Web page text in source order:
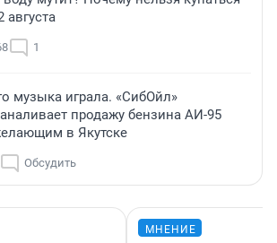
августа
1
музыка играла. «СибОйл»
продажу бензина АИ-95
в Якутске
Обсудить
МНЕНИЕ